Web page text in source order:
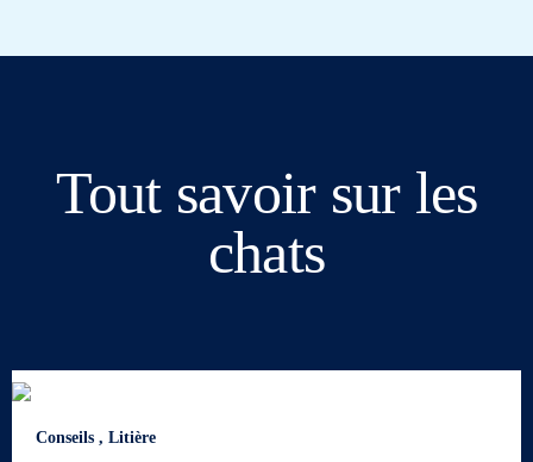
Tout savoir sur les
chats
Conseils , Litière